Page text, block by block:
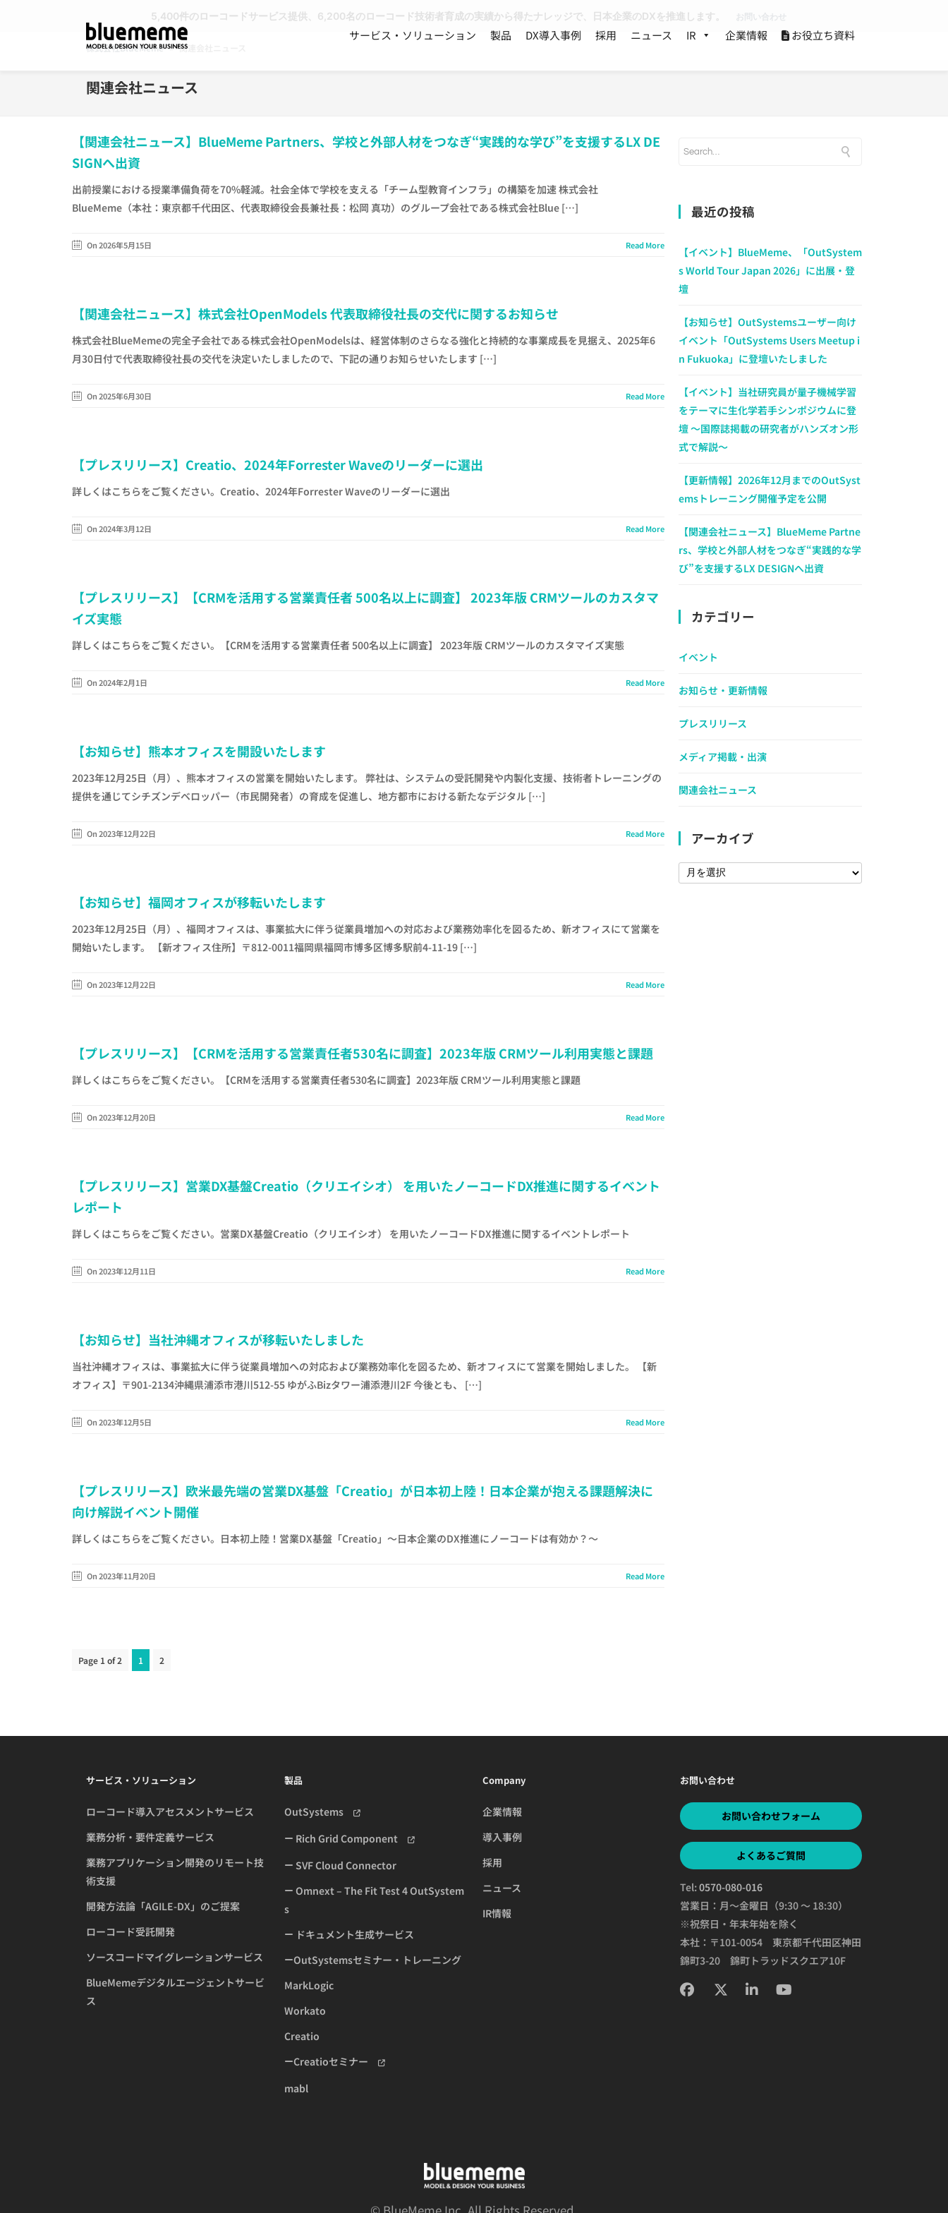
5,400件のローコードサービス提供、6,200名のローコード技術者育成の実績から得たナレッジで、日本企業のDXを推進します。 お問い合わせ
サービス・ソリューション 製品 DX導入事例 採用 ニュース IR 企業情報 お役立ち資料
株式会社BlueMeme » 関連会社ニュース
関連会社ニュース
【関連会社ニュース】BlueMeme Partners、学校と外部人材をつなぎ“実践的な学び”を支援するLX DE
SIGNへ出資
出前授業における授業準備負荷を70%軽減。社会全体で学校を支える「チーム型教育インフラ」の構築を加速 株式会社
BlueMeme（本社：東京都千代田区、代表取締役会長兼社長：松岡 真功）のグループ会社である株式会社Blue […]
On 2026年5月15日 Read More
【関連会社ニュース】株式会社OpenModels 代表取締役社長の交代に関するお知らせ
株式会社BlueMemeの完全子会社である株式会社OpenModelsは、経営体制のさらなる強化と持続的な事業成長を見据え、2025年6
月30日付で代表取締役社長の交代を決定いたしましたので、下記の通りお知らせいたします […]
On 2025年6月30日 Read More
【プレスリリース】Creatio、2024年Forrester Waveのリーダーに選出
詳しくはこちらをご覧ください。Creatio、2024年Forrester Waveのリーダーに選出
On 2024年3月12日 Read More
【プレスリリース】【CRMを活用する営業責任者 500名以上に調査】 2023年版 CRMツールのカスタマ
イズ実態
詳しくはこちらをご覧ください。【CRMを活用する営業責任者 500名以上に調査】 2023年版 CRMツールのカスタマイズ実態
On 2024年2月1日 Read More
【お知らせ】熊本オフィスを開設いたします
2023年12月25日（月）、熊本オフィスの営業を開始いたします。 弊社は、システムの受託開発や内製化支援、技術者トレーニングの
提供を通じてシチズンデベロッパー（市民開発者）の育成を促進し、地方都市における新たなデジタル […]
On 2023年12月22日 Read More
【お知らせ】福岡オフィスが移転いたします
2023年12月25日（月）、福岡オフィスは、事業拡大に伴う従業員増加への対応および業務効率化を図るため、新オフィスにて営業を
開始いたします。 【新オフィス住所】〒812-0011福岡県福岡市博多区博多駅前4-11-19 […]
On 2023年12月22日 Read More
【プレスリリース】【CRMを活用する営業責任者530名に調査】2023年版 CRMツール利用実態と課題
詳しくはこちらをご覧ください。【CRMを活用する営業責任者530名に調査】2023年版 CRMツール利用実態と課題
On 2023年12月20日 Read More
【プレスリリース】営業DX基盤Creatio（クリエイシオ） を用いたノーコードDX推進に関するイベント
レポート
詳しくはこちらをご覧ください。営業DX基盤Creatio（クリエイシオ） を用いたノーコードDX推進に関するイベントレポート
On 2023年12月11日 Read More
【お知らせ】当社沖縄オフィスが移転いたしました
当社沖縄オフィスは、事業拡大に伴う従業員増加への対応および業務効率化を図るため、新オフィスにて営業を開始しました。 【新
オフィス】〒901-2134沖縄県浦添市港川512-55 ゆがふBizタワー浦添港川2F 今後とも、 […]
On 2023年12月5日 Read More
【プレスリリース】欧米最先端の営業DX基盤「Creatio」が日本初上陸！日本企業が抱える課題解決に
向け解説イベント開催
詳しくはこちらをご覧ください。日本初上陸！営業DX基盤「Creatio」～日本企業のDX推進にノーコードは有効か？～
On 2023年11月20日 Read More
Page 1 of 2 1 2
最近の投稿
【イベント】BlueMeme、「OutSystem
s World Tour Japan 2026」に出展・登
壇
【お知らせ】OutSystemsユーザー向け
イベント「OutSystems Users Meetup i
n Fukuoka」に登壇いたしました
【イベント】当社研究員が量子機械学習
をテーマに生化学若手シンポジウムに登
壇 ～国際誌掲載の研究者がハンズオン形
式で解説～
【更新情報】2026年12月までのOutSyst
emsトレーニング開催予定を公開
【関連会社ニュース】BlueMeme Partne
rs、学校と外部人材をつなぎ“実践的な学
び”を支援するLX DESIGNへ出資
カテゴリー
イベント
お知らせ・更新情報
プレスリリース
メディア掲載・出演
関連会社ニュース
アーカイブ
サービス・ソリューション
ローコード導入アセスメントサービス
業務分析・要件定義サービス
業務アプリケーション開発のリモート技
術支援
開発方法論「AGILE-DX」のご提案
ローコード受託開発
ソースコードマイグレーションサービス
BlueMemeデジタルエージェントサービ
ス
製品
OutSystems
Rich Grid Component
SVF Cloud Connector
Omnext – The Fit Test 4 OutSystem
s
ドキュメント生成サービス
OutSystemsセミナー・トレーニング
MarkLogic
Workato
Creatio
Creatioセミナー
mabl
Company
企業情報
導入事例
採用
ニュース
IR情報
お問い合わせ
お問い合わせフォーム
よくあるご質問
Tel:0570-080-016
営業日：月～金曜日（9:30 ～ 18:30）
※祝祭日・年末年始を除く
本社：〒101-0054 東京都千代田区神田
錦町3-20 錦町トラッドスクエア10F